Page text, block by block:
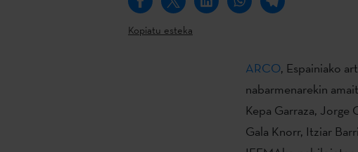
Kopiatu esteka
ARCO, Espainiako
nabarmenarekin
Kepa Garraza, Jorge
Gala Knorr, Itziar